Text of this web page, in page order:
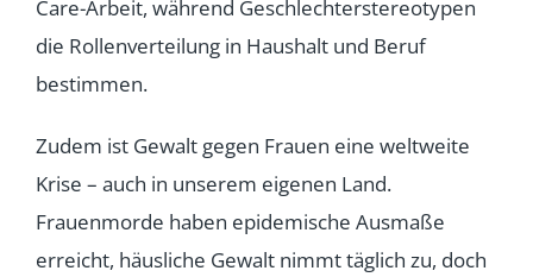
Care-Arbeit, während Geschlechterstereotypen
die Rollenverteilung in Haushalt und Beruf
bestimmen.
Zudem ist Gewalt gegen Frauen eine weltweite
Krise – auch in unserem eigenen Land.
Frauenmorde haben epidemische Ausmaße
erreicht, häusliche Gewalt nimmt täglich zu, doch